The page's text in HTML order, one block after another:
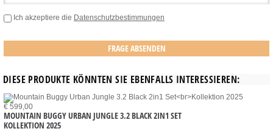
Ich akzeptiere die Datenschutzbestimmungen
DIESE PRODUKTE KÖNNTEN SIE EBENFALLS INTERESSIEREN:
€ 599,00
MOUNTAIN BUGGY URBAN JUNGLE 3.2 BLACK 2IN1 SET
KOLLEKTION 2025